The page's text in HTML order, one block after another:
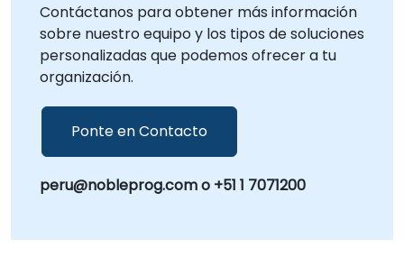
Contáctanos para obtener más información
sobre nuestro equipo y los tipos de soluciones
personalizadas que podemos ofrecer a tu
organización.
Ponte en Contacto
peru@nobleprog.com o +51 1 7071200